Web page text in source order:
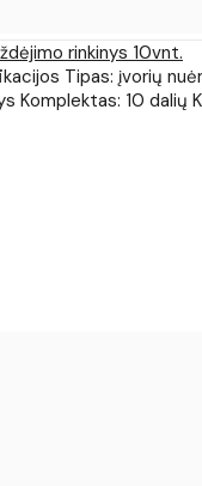
rinkinys 10vnt.
Tipas: įvorių
Komplektas: 10 dalių